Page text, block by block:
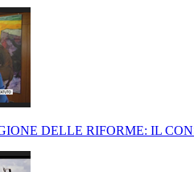
DELLE RIFORME: IL